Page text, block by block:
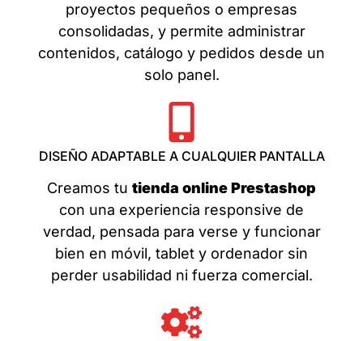
proyectos pequeños o empresas
consolidadas, y permite administrar
contenidos, catálogo y pedidos desde un
solo panel.
DISEÑO ADAPTABLE A CUALQUIER PANTALLA
Creamos tu tienda online Prestashop
con una experiencia responsive de
verdad, pensada para verse y funcionar
bien en móvil, tablet y ordenador sin
perder usabilidad ni fuerza comercial.